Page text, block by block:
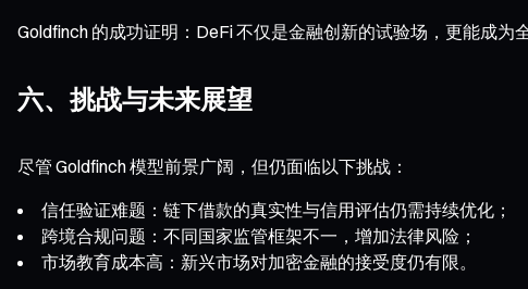
Goldfinch 的成功证明：DeFi 不仅是金融创新的试验场，更能成为
六、挑战与未来展望
尽管 Goldfinch 模型前景广阔，但仍面临以下挑战：
信任验证难题：链下借款的真实性与信用评估仍需持续优化；
跨境合规问题：不同国家监管框架不一，增加法律风险；
市场教育成本高：新兴市场对加密金融的接受度仍有限。